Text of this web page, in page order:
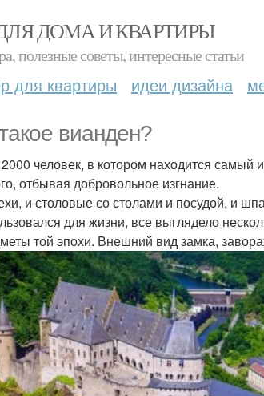
ДОМА И КВАРТИРЫ
полезные советы, интересные статьи
для квартиры идеи дизайна
вианден?
человек, в котором находится самый
отбывая добровольное изгнание.
и столовые со столами и посудой, и
для жизни, все выглядело
той эпохи. Внешний вид замка,